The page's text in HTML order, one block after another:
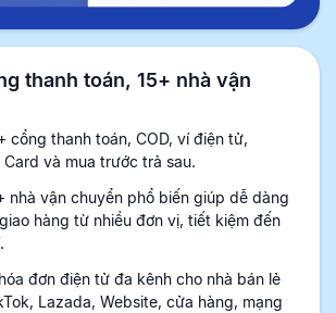
thanh toán, 15+ nhà vận
cổng thanh toán, COD, ví điện tử,
và mua trước trả sau.
nhà vận chuyển phổ biến giúp dễ dàng
hàng từ nhiều đơn vị, tiết kiệm đến
đơn điện tử đa kênh cho nhà bán lẻ
Lazada, Website, cửa hàng, mạng